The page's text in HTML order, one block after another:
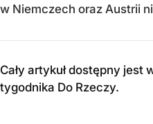
w Niemczech oraz Austrii
Cały artykuł dostępny jest
tygodnika Do Rzeczy.